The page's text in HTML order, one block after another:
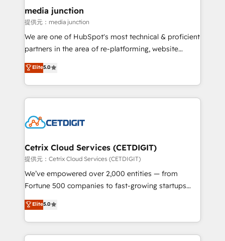
Mexico, USA, and Portugal—we've executed over a
hundred successful operations. Our approach,
rooted in RevOps principles, integrates analysis,
training, planning, and qualification. Leveraging
inbound marketing tactics, we focus on
understanding, nurturing, and converting leads.
competitive market.
media junction
提供元：media junction
We are one of HubSpot's most technical & proficient
partners in the area of re-platforming, website
design & development. We specialize in multi-hub
implementations for mid-market & enterprise
companies. We are woman-owned, powered by
coffee, and we ❤️ dogs. We produce award-winning
Impact Award 🏆2022 Technical Expertise Impact
Award 🏆2020 Elite Solutions Partner 🏆2019
Integrations HubSpot Impact Award 🏆2019
Marketing Enablement HubSpot Impact Award 🏆
2018 Website Design HubSpot Impact Award 🏆2017
Growth-Driven Design Agency of the Year 🏆2016
Sales Enablement HubSpot Impact Award 🏆2015
Elite5.0
Cetrix Cloud Services (CETDIGIT)
提供元：Cetrix Cloud Services (CETDIGIT)
We’ve empowered over 2,000 entities — from
Fortune 500 companies to fast-growing startups
and nonprofits — to streamline operations, scale
revenue, and unlock the full potential of HubSpot.
With deep technical and industry expertise, we fuse
automation, integration, and AI innovation to deliver
Elite5.0